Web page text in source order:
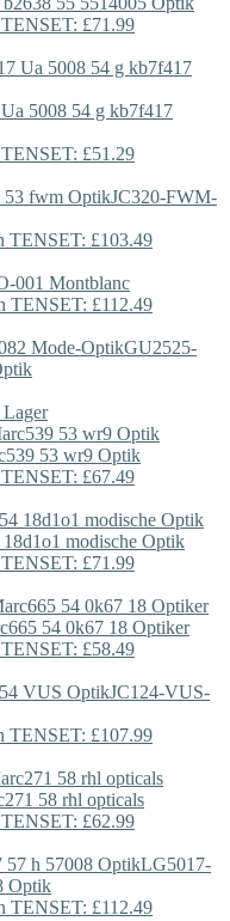
£71.99
5008 54 g kb7f417
£51.29
JC320-FWM-
TENSET: £103.49
001 Montblanc
TENSET: £112.49
GU2525-
Lager
53 wr9 Optik
£67.49
modische Optik
£71.99
54 0k67 18 Optiker
£58.49
JC124-VUS-
TENSET: £107.99
58 rhl opticals
£62.99
LG5017-
Optik
TENSET: £112.49